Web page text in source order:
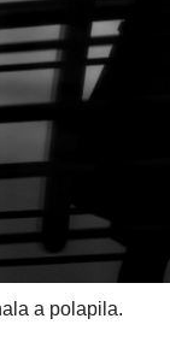
a polapila.